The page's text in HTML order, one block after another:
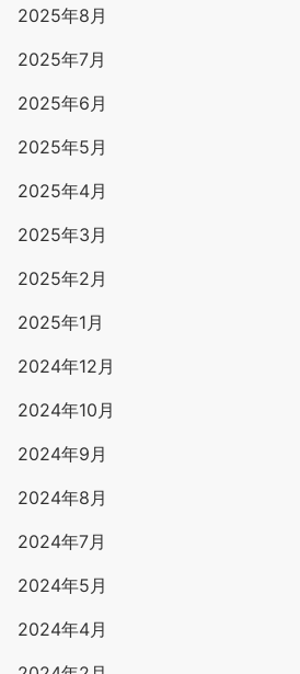
2025年8月
2025年7月
2025年6月
2025年5月
2025年4月
2025年3月
2025年2月
2025年1月
2024年12月
2024年10月
2024年9月
2024年8月
2024年7月
2024年5月
2024年4月